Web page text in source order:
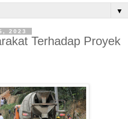
▼
2023
Terhadap Proyek